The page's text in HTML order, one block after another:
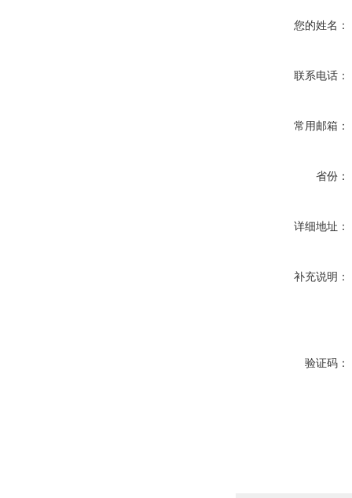
您的姓名：
联系电话：
常用邮箱：
省份：
详细地址：
补充说明：
验证码：